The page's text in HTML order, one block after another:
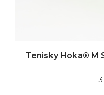
Tenisky Hoka® M